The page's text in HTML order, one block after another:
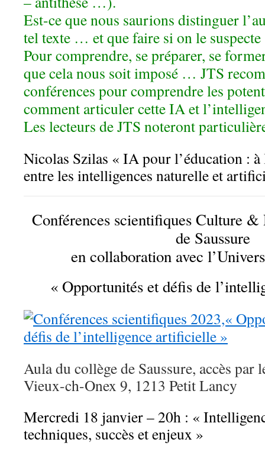
Est-ce que nous saurions distinguer
tel texte … et que faire si on le suspecte
Pour comprendre, se préparer, se
que cela nous soit imposé … JTS
conférences pour comprendre les
comment articuler cette IA et
Les lecteurs de JTS noteront
Nicolas Szilas « IA pour l’éducation : à
entre les intelligences naturelle et
Conférences scientifiques Culture &
de Saussure
en collaboration avec
« Opportunités et défis de
Aula du collège de Saussure, accès par
Vieux-ch-Onex 9, 1213 Petit Lancy
Mercredi 18 janvier – 20h : «
techniques, succès et enjeux »